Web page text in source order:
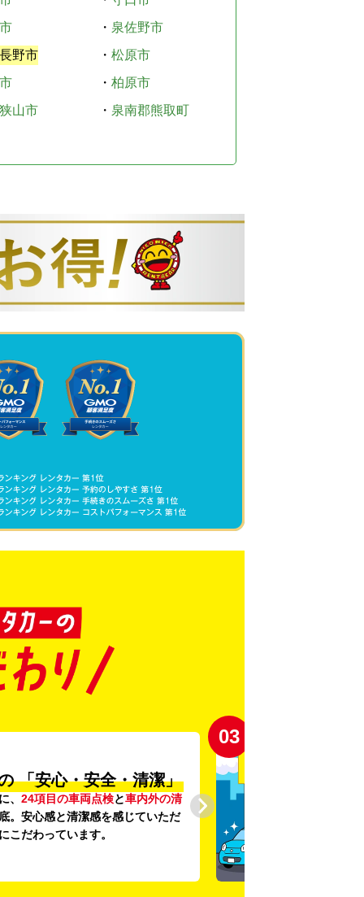
・ 泉佐野市
野市
・ 松原市
・ 柏原市
山市
・ 泉南郡熊取町
「安心・安全・清潔」
、 24項目の車両点検と車内外の清
。安心感と清潔感を感じていただ
こだわっています。
03